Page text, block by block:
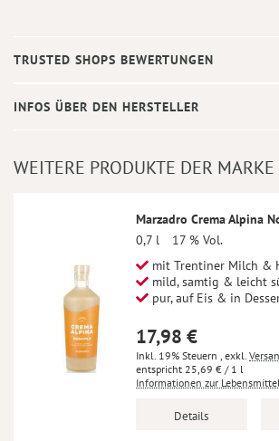
TRUSTED SHOPS BEWERTUNGEN
INFOS ÜBER DEN HERSTELLER
WEITERE PRODUKTE DER
Marzadro Crema Alpina
0,7 l
17 % Vol.
mit Trentiner Milch &
mild, samtig & leicht
pur, auf Eis & in
17,98 €
Inkl. 19% Steuern , exkl.
25,69 € / 1 l
Informationen zur
Details